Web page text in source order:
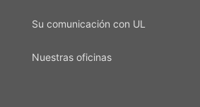
Su comunicación con UL
Nuestras oficinas